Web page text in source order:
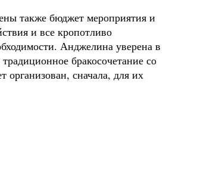
также бюджет мероприятия и
и все кропотливо
Анджелина уверена в
бракосочетание со
организован, сначала, для их